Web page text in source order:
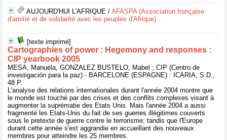
AUJOURD'HUI L'AFRIQUE / AFASPA (Association française
d'amitié et de solidarité avec les peuples d'Afrique)
[texte imprimé]
Cartographies of power : Hegemony and responses :
CIP yearbook 2005
MESA, Manuela, GONZALEZ BUSTELO, Mabel ; CIP (Centro de
investigación para la paz) - BARCELONE (ESPAGNE) : ICARIA, S.D.,
48 P.
L'analyse des relations internationales durant l'année 2004 montre que
le monde est touché par des crises et des conflits complexes visant à
augmenter la suprématie des Etats Unis. Mais l'année 2004 a aussi
fragmenté les Etats-Unis du fait de ses guerres illégitimes couverts
sous le pretexte de guerre contre le terrorisme; tandis que l'Europe
durant cette année s'est aggrandie en accueillant des nouveaux
membres pour atteindre les 25 membres.